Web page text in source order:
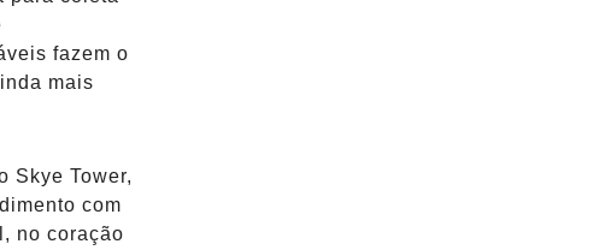
fazem o
mais
Skye Tower,
com
no coração